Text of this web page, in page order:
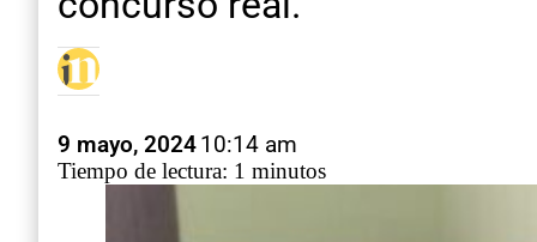
9 mayo, 202410:14 am
Tiempo de lectura: 1 minutos